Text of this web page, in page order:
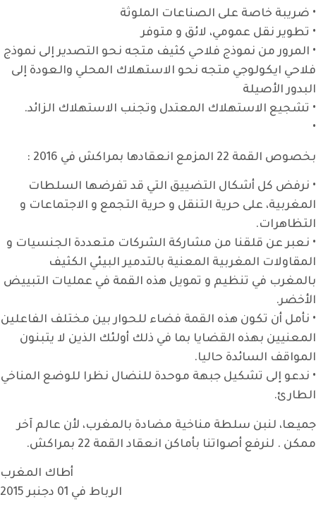
• ضريبة خاصة على الصناعات الملوثة
• تطوير نقل عمومي، لائق و متوفر
• المرور من نموذج فلاحي كثيف متجه نحو التصدير إلى نموذج
فلاحي ايكولوجي متجه نحو الاستهلاك المحلي والعودة إلى
البدور الأصيلة
• تشجيع الاستهلاك المعتدل وتجنب الاستهلاك الزائد.
•
بخصوص القمة 22 المزمع انعقادها بمراكش في 2016 :
• نرفض كل أشكال التضييق التي قد تفرضها السلطات
المغربية، على حرية التنقل و حرية التجمع و الاجتماعات و
التظاهرات.
• نعبر عن قلقنا من مشاركة الشركات متعددة الجنسيات و
المقاولات المغربية المعنية بالتدمير البيئي الكثيف
بالمغرب في تنظيم و تمويل هذه القمة في عمليات التبييض
الأخضر.
• نأمل أن تكون هذه القمة فضاء للحوار بين مختلف الفاعلين
المعنيين بهذه القضايا بما في ذلك أولئك الذين لا يتبنون
المواقف السائدة حاليا.
• ندعو إلى تشكيل جبهة موحدة للنضال نظرا للوضع المناخي
الطارئ.
جميعا، لنبن سلطة مناخية مضادة بالمغرب، لأن عالم آخر
ممكن . لنرفع أصواتنا بأماكن انعقاد القمة 22 بمراكش.
أطاك المغرب
الرباط في 01 دجنبر 2015